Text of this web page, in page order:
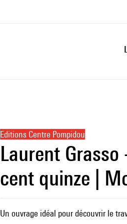
Editions Centre Pompidou
Laurent
cent quinze |
Un ouvrage idéal pour découvrir le